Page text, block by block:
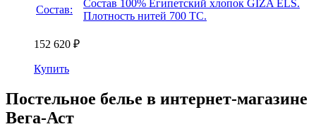
Состав:
Состав 100% Египетский хлопок GIZA ELS.
Плотность нитей 700 TC.
152 620 ₽
Купить
Постельное белье в интернет-магазине
Вега-Аст